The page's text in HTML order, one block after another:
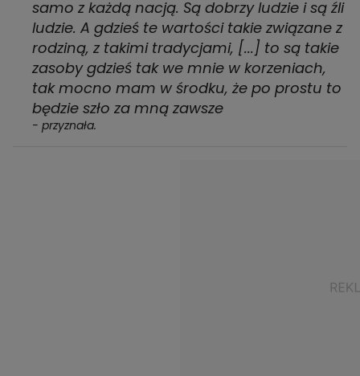
samo z każdą nacją. Są dobrzy ludzie i są źli
ludzie. A gdzieś te wartości takie związane z
rodziną, z takimi tradycjami, [...] to są takie
zasoby gdzieś tak we mnie w korzeniach,
tak mocno mam w środku, że po prostu to
będzie szło za mną zawsze
- przyznała.